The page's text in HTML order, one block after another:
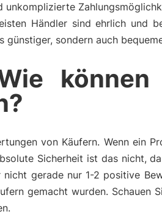
Händler sind ehrlich und
sondern auch
können
von Käufern. Wenn ein
Sicherheit ist das nicht,
gerade nur 1-2 positive
gemacht wurden. Schauen